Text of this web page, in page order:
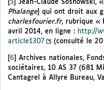
5 Jean-Claude Sosnowski,
Phalange] qui ont droit aux
charlesfourier.fr, rubrique «
avril 2014, en ligne : http://
article1307
(consulté le
6
Archives nationales,
sociétaires, 10 AS 37 (681
Cantagrel à Allyre Bureau,